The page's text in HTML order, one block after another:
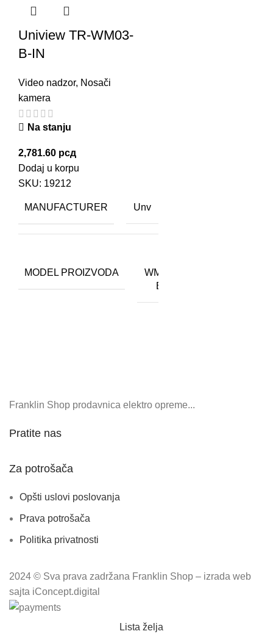
Uniview TR-WM03-
B-IN
Video nadzor, Nosači
kamera
Na stanju
2,781.60 рсд
Dodaj u korpu
SKU: 19212
MANUFACTURER Unv
MODEL PROIZVODA
WM03-
B-IN
Franklin Shop prodavnica elektro opreme...
Pratite nas
Za potrošača
Opšti uslovi poslovanja
Prava potrošača
Politika privatnosti
2024 © Sva prava zadržana Franklin Shop – izrada web
sajta iConcept.digital
Lista želja